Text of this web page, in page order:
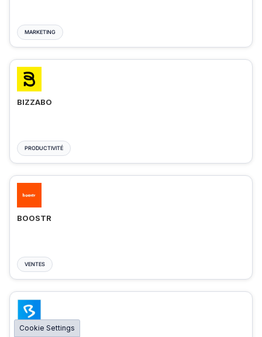
MARKETING
BIZZABO
PRODUCTIVITÉ
BOOSTR
VENTES
BIGMARKER
Cookie Settings